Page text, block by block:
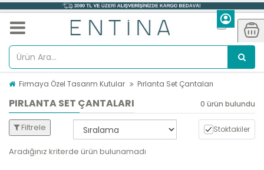
Firmaya Özel Tasarım Kutular Pırlanta Set Çantaları
PIRLANTA SET ÇANTALARI 0 ürün bulundu
Filtrele Stoktakiler
Aradığınız kriterde ürün bulunamadı